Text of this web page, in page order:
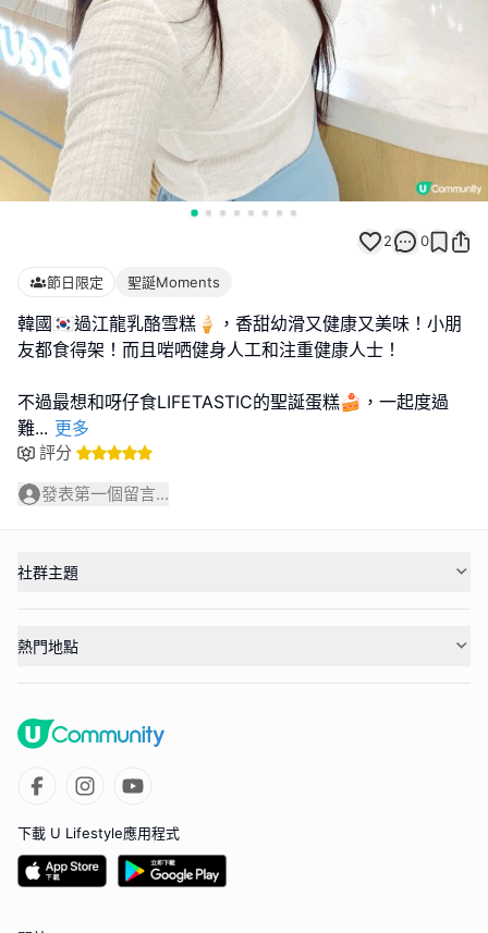
2 0
節日限定 聖誕Moments
韓國🇰🇷過江龍乳酪雪糕🍦，香甜幼滑又健康又美味！小朋
友都食得架！而且啱哂健身人工和注重健康人士！
不過最想和呀仔食LIFETASTIC的聖誕蛋糕🍰，一起度過
難... 更多
評分
發表第一個留言...
社群主題
熱門地點
下載 U Lifestyle應用程式